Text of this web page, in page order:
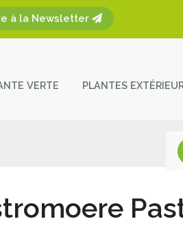
à la Newsletter
VERTE PLANTES